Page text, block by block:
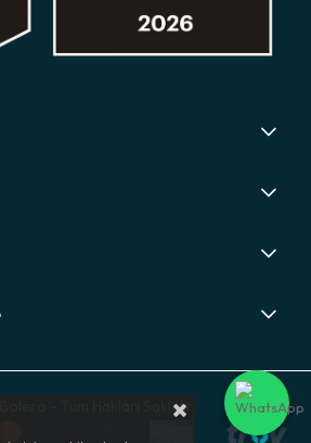
- Tüm Hakları Saklıdır.